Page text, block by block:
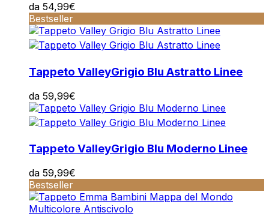
da 54,99€
Bestseller
Tappeto ValleyGrigio Blu Astratto Linee
da 59,99€
Tappeto ValleyGrigio Blu Moderno Linee
da 59,99€
Bestseller